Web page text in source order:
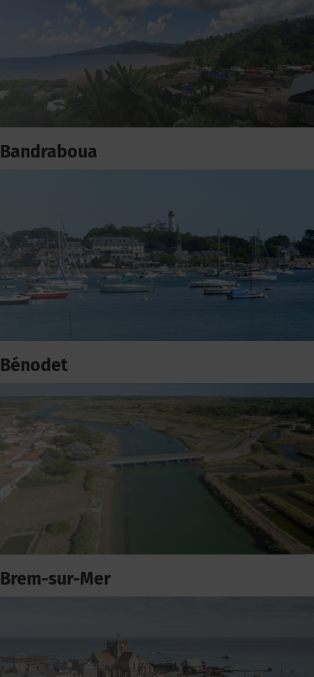
Bandraboua
Bénodet
Brem-sur-Mer